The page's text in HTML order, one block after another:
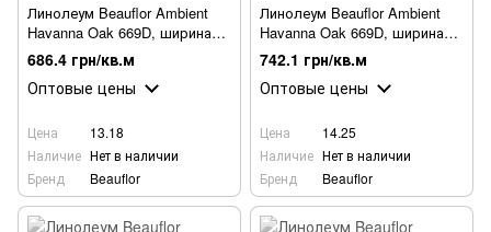
Линолеум Beauflor Ambient
Havanna Oak 669D, ширина
3м
686.4 грн/кв.м
Оптовые цены
Цена
13.18
Наличие Нет в наличии
Бренд
Beauflor
Линолеум Beauflor Ambient
Havanna Oak 669D, ширина
0,5 м; 1,5 м; 2,5 м; 3,5 м
742.1 грн/кв.м
Оптовые цены
Цена
14.25
Наличие Нет в наличии
Бренд
Beauflor